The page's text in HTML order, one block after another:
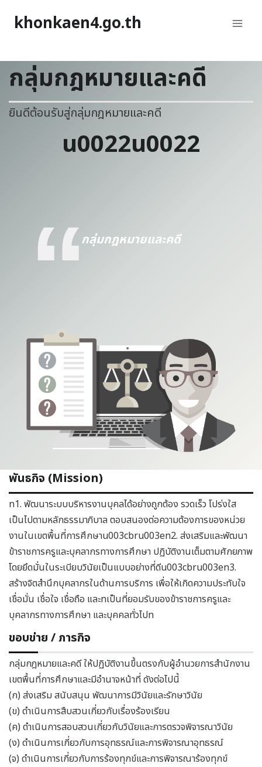
khonkaen4.go.th
กลุ่มกฎหมายและคดี
ยินดีต้อนรับสู่กลุ่มกฎหมายและคดี
u0022u0022
กลุ่มกฎหมายและคดี
พันธกิจ (Mission)
n1. พัฒนาระบบบริหารงานบุคลได้อย่างถูกต้อง รวดเร็ว โปร่งใส
เป็นไปตามหลักธรรมาภิบาล ตอบสนองต่อความต้องการของหน่วย
งานในเขตพื้นที่การศึกษาu003cbru003en2. ส่งเสริมและพัฒนา
ข้าราชการครูและบุคลากรทางการศึกษา ปฏิบัติงานเต็มตามศักยภาพ
โดยยึดมั่นในระเบียบวินัยเป็นแบบอย่างที่ดีu003cbru003en3.
สร้างจิตสำนึกบุคลากรในด้านการบริการ เพื่อให้เกิดความประทับใจ
เชื่อมั่น เชื่อใจ เชื่อถือ และnเป็นที่ยอมรับของข้าราชการครูและ
บุคลากรทางการศึกษา และบุคคลทั่วไปn
ขอบข่าย / ภารกิจ
กลุ่มกฎหมายและคดี ให้ปฏิบัติงานขึ้นตรงกับผู้อำนวยการสำนักงาน
เขตพื้นที่การศึกษาและมีอำนาจหน้าที่ ดังต่อไปนี้
(ก) ส่งเสริม สนับสนุน พัฒนาการมีวินัยและรักษาวินัย
(ข) ดำเนินการสืบสวนเกี่ยวกับเรื่องร้องเรียน
(ค) ดำเนินการสอบสวนเกี่ยวกับวินัยและการตรวจพิจารณาวินัย
(ง) ดำเนินการเกี่ยวกับการอุทธรณ์และการพิจารณาอุทธรณ์
(จ) ดำเนินการเกี่ยวกับการร้องทุกข์และการพิจารณาร้องทุกข์